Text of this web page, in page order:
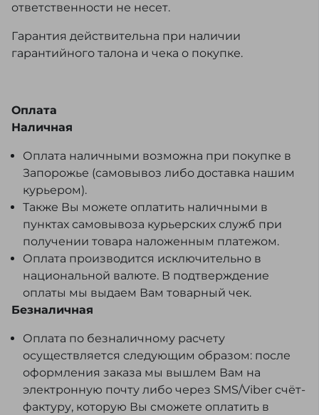
ответственности не несет.
Гарантия действительна при наличии
гарантийного талона и чека о покупке.
Оплата
Наличная
Оплата наличными возможна при покупке в
Запорожье (самовывоз либо доставка нашим
курьером).
Также Вы можете оплатить наличными в
пунктах самовывоза курьерских служб при
получении товара наложенным платежом.
Оплата производится исключительно в
национальной валюте. В подтверждение
оплаты мы выдаем Вам товарный чек.
Безналичная
Оплата по безналичному расчету
осуществляется следующим образом: после
оформления заказа мы вышлем Вам на
электронную почту либо через SMS/Viber счёт-
фактуру, которую Вы сможете оплатить в